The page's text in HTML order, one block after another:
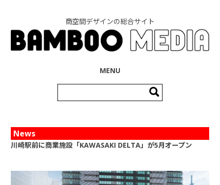
商空間デザインの総合サイト
MENU
索:
News
川崎駅前に商業施設「KAWASAKI DELTA」が5月オープン